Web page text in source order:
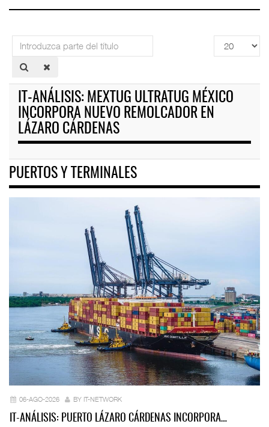
Introduzca
parte
del
Cantidad
a
IT-ANÁLISIS: MEXTUG ULTRATUG MÉXICO
INCORPORA NUEVO REMOLCADOR EN
LÁZARO CÁRDENAS
PUERTOS Y TERMINALES
06-AGO-2026 BY IT-NETWORK
IT-ANÁLISIS: PUERTO LÁZARO CÁRDENAS INCORPORA…